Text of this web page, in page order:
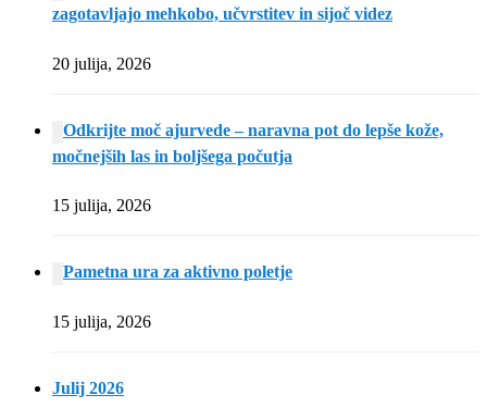
zagotavljajo mehkobo, učvrstitev in sijoč videz
20 julija, 2026
Odkrijte moč ajurvede – naravna pot do lepše kože,
močnejših las in boljšega počutja
15 julija, 2026
Pametna ura za aktivno poletje
15 julija, 2026
Julij 2026